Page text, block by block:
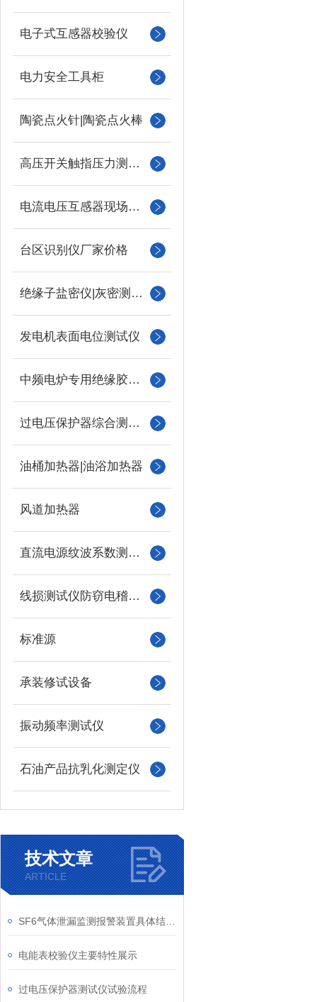
电子式互感器校验仪
电力安全工具柜
陶瓷点火针|陶瓷点火棒
高压开关触指压力测试仪
电流电压互感器现场校验仪
台区识别仪厂家价格
绝缘子盐密仪|灰密测试仪
发电机表面电位测试仪
中频电炉专用绝缘胶木柱
过电压保护器综合测试仪
油桶加热器|油浴加热器
风道加热器
直流电源纹波系数测试仪
线损测试仪防窃电稽查仪
标准源
承装修试设备
振动频率测试仪
石油产品抗乳化测定仪
技术文章
ARTICLE
电能表校验仪主要特性展示
过电压保护器测试仪试验流程